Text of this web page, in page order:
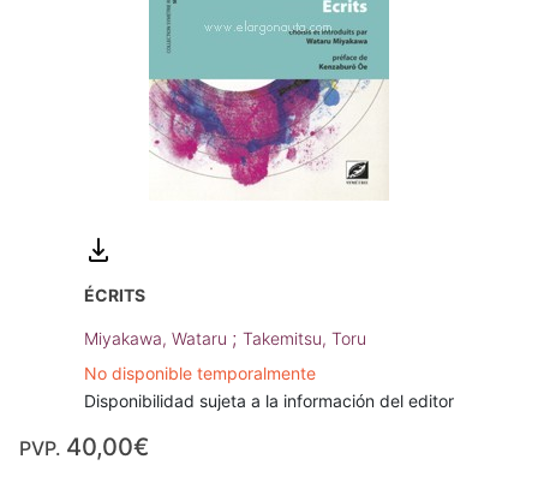
ÉCRITS
Miyakawa, Wataru ; Takemitsu, Toru
No disponible temporalmente
Disponibilidad sujeta a la información del editor
PVP. 40,00€